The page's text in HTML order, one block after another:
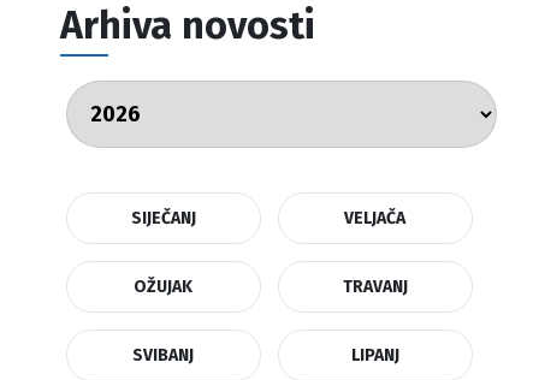
Arhiva novosti
SIJEČANJ VELJAČA
OŽUJAK TRAVANJ
SVIBANJ LIPANJ